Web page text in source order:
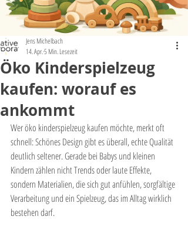
Öko Kinderspielzeug
kaufen: worauf es
ankommt
Jens Michelbach
14. Apr.5 Min. Lesezeit
Wer öko kinderspielzeug kaufen möchte, merkt oft
schnell: Schönes Design gibt es überall, echte Qualität
deutlich seltener. Gerade bei Babys und kleinen
Kindern zählen nicht Trends oder laute Effekte,
sondern Materialien, die sich gut anfühlen, sorgfältige
Verarbeitung und ein Spielzeug, das im Alltag wirklich
bestehen darf.